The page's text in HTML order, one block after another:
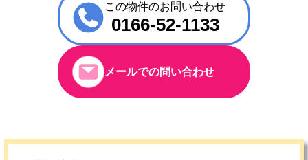
この物件のお問い合わせ
0166-52-1133
メールでの問い合わせ